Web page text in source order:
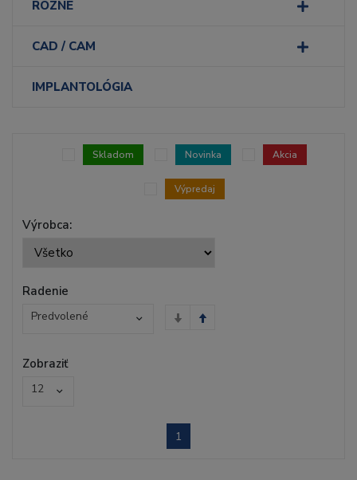
RÔZNE
CAD / CAM
IMPLANTOLÓGIA
Výrobca:
Skladom Novinka Akcia
Výpredaj
Radenie
Predvolené
Zobraziť
12
1